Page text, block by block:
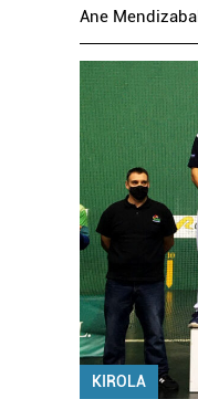
Ane
KIROLA